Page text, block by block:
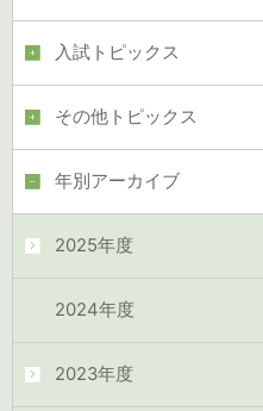
入試トピックス
その他トピックス
年別アーカイブ
2025年度
2024年度
2023年度